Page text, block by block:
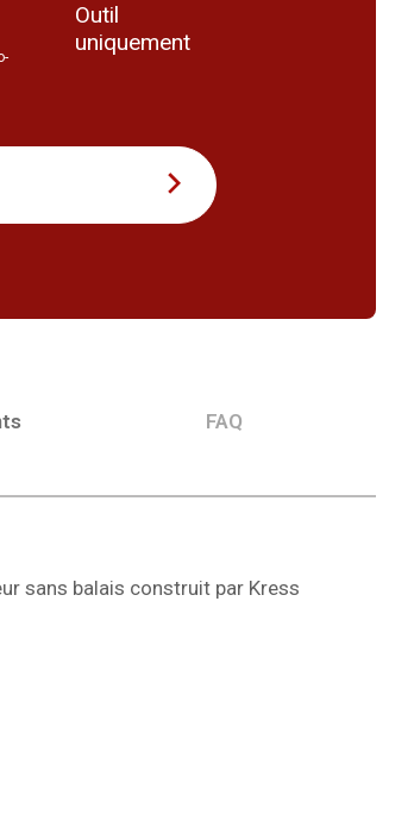
Outil
uniquement
FAQ
sans balais construit par Kress